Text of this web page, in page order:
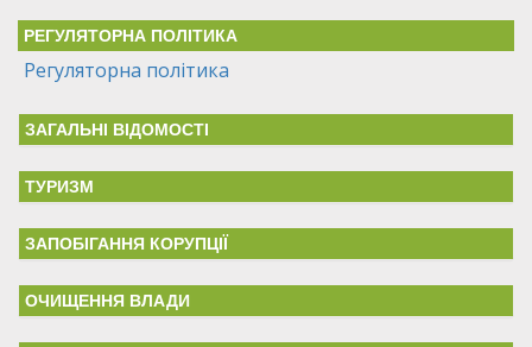
РЕГУЛЯТОРНА ПОЛІТИКА
Регуляторна політика
ЗАГАЛЬНІ ВІДОМОСТІ
ТУРИЗМ
ЗАПОБІГАННЯ КОРУПЦІЇ
ОЧИЩЕННЯ ВЛАДИ